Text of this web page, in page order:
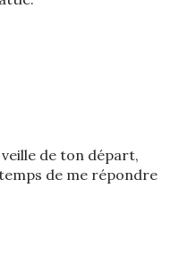
de ton départ,
de me répondre